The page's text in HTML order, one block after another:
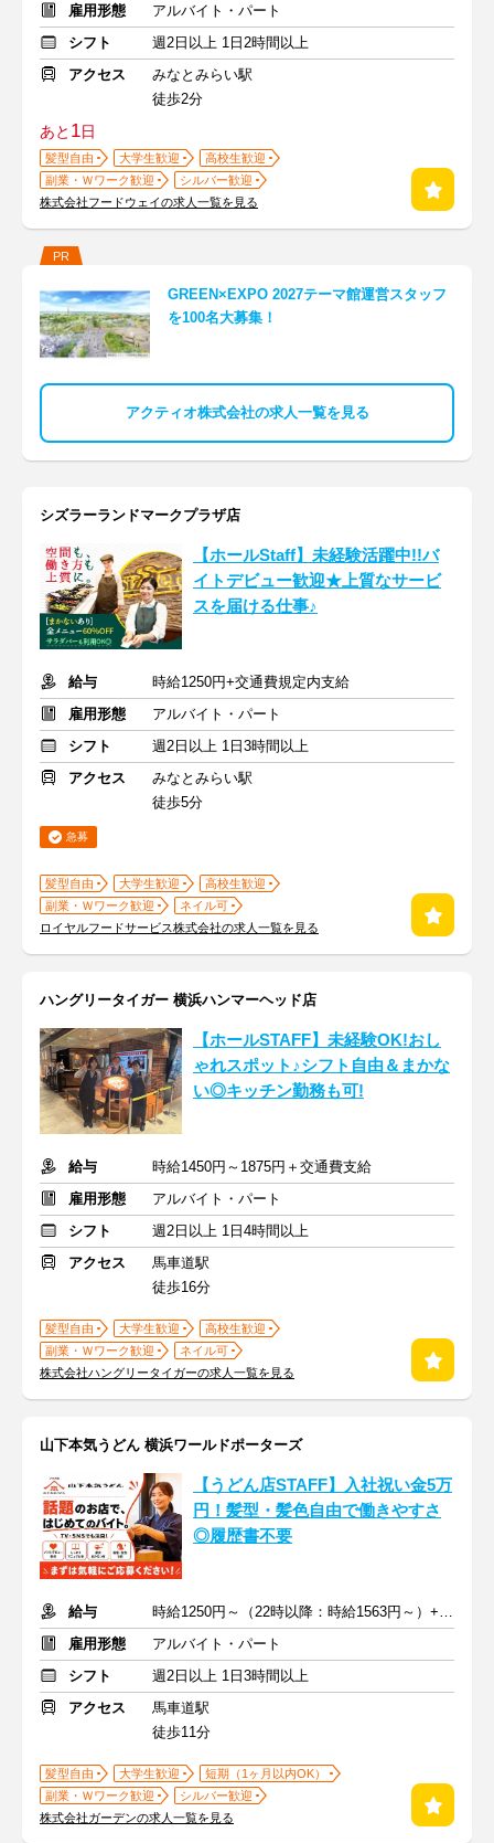
雇用形態
アルバイト・パート
シフト
週2日以上 1日2時間以上
アクセス
みなとみらい駅
徒歩2分
あと 1日
髪型自由 大学生歓迎
高校生歓迎
副業・Ｗワーク歓迎
シルバー歓迎
株式会社フードウェイの求人一覧を見る
PR
GREEN×EXPO 2027テーマ館運営スタッフ
を100名大募集！
アクティオ株式会社の求人一覧を見る
シズラーランドマークプラザ店
【ホールStaff】未経験活躍中!!バ
イトデビュー歓迎★上質なサービ
スを届ける仕事♪
給与
時給1250円+交通費規定内支給
雇用形態
アルバイト・パート
シフト
週2日以上 1日3時間以上
アクセス
みなとみらい駅
徒歩5分
急募
髪型自由 大学生歓迎
高校生歓迎
副業・Ｗワーク歓迎
ネイル可
ロイヤルフードサービス株式会社の求人一覧を見る
ハングリータイガー 横浜ハンマーヘッド店
【ホールSTAFF】未経験OK!おし
ゃれスポット♪シフト自由＆まかな
い◎キッチン勤務も可!
給与
時給1450円～1875円＋交通費支給
雇用形態
アルバイト・パート
シフト
週2日以上 1日4時間以上
アクセス
馬車道駅
徒歩16分
髪型自由 大学生歓迎
高校生歓迎
副業・Ｗワーク歓迎
ネイル可
株式会社ハングリータイガーの求人一覧を見る
山下本気うどん 横浜ワールドポーターズ
【うどん店STAFF】入社祝い金5万
円！髪型・髪色自由で働きやすさ
◎履歴書不要
給与
時給1250円～（22時以降：時給1563円～）+交通費
雇用形態
アルバイト・パート
シフト
週2日以上 1日3時間以上
アクセス
馬車道駅
徒歩11分
髪型自由 大学生歓迎
短期（1ヶ月以内OK）
副業・Ｗワーク歓迎
シルバー歓迎
株式会社ガーデンの求人一覧を見る